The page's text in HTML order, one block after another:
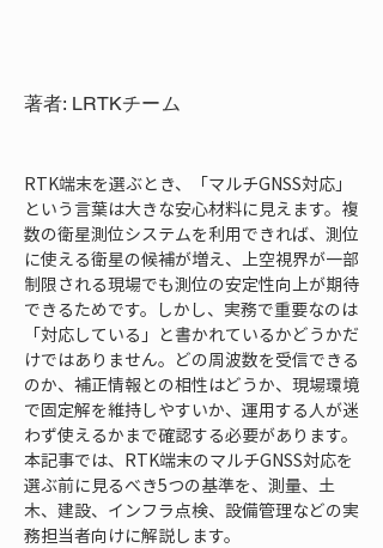
著者: LRTKチーム
RTK端末を選ぶとき、「マルチGNSS対応」
という言葉は大きな安心材料に見えます。複
数の衛星測位システムを利用できれば、測位
に使える衛星の候補が増え、上空視界が一部
制限される現場でも測位の安定性向上が期待
できるためです。しかし、実務で重要なのは
「対応している」と書かれているかどうかだ
けではありません。どの周波数を受信できる
のか、補正情報との相性はどうか、現場環境
で固定解を維持しやすいか、運用する人が迷
わず使えるかまで確認する必要があります。
本記事では、RTK端末のマルチGNSS対応を
選ぶ前に見るべき5つの基準を、測量、土
木、建設、インフラ点検、設備管理などの実
務担当者向けに解説します。